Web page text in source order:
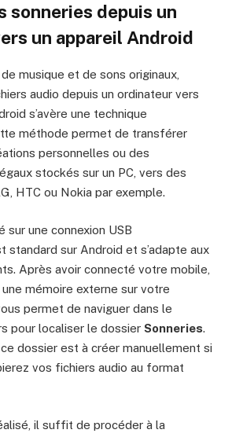
sonneries depuis un
un appareil Android
musique et de sons originaux,
audio depuis un ordinateur vers
s’avère une technique
méthode permet de transférer
personnelles ou des
stockés sur un PC, vers des
HTC ou Nokia par exemple.
sur une connexion USB
standard sur Android et s’adapte aux
Après avoir connecté votre mobile,
mémoire externe sur votre
permet de naviguer dans le
pour localiser le dossier Sonneries.
dossier est à créer manuellement si
vos fichiers audio au format
il suffit de procéder à la